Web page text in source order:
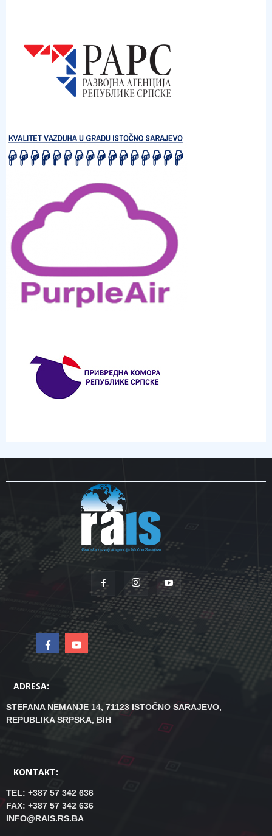
ADRESA:
STEFANA NEMANJE 14, 71123 ISTOČNO SARAJEVO,
REPUBLIKA SRPSKA, BIH
KONTAKT:
TEL: +387 57 342 636
FAX: +387 57 342 636
INFO@RAIS.RS.BA